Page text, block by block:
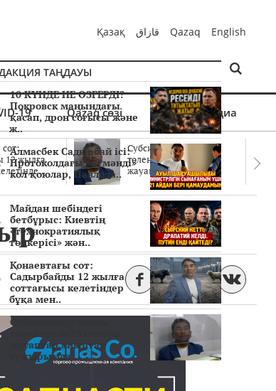
Қазақ قازاق Qazaq English
19 Qazaq сөзі Мультимедиа
12 жылға
Субсидиялар заңды
төленген бе? Соттағы
жауаптар айыптау..
ТАҢДАУЫ
10 КҮНДЕ НЕ ӨЗГЕРДІ?
Покровск маңындағы
қасап, дрон соғысы және
ж..
Алмасбек Садырбай ісі:
Протоколдағы «күмәнді»
кол қоюлар, Павлода..
Майдан шебіндегі
бетбұрыс: Киевтің
«технократиялық
төңкерісі» жән..
Қонаевтағы сот:
Садырбайды 12 жылға
соттағысы келетіндер
бұқа мен..
Субсидиялар заңды
жауаптар айыптау
тұжырымда..